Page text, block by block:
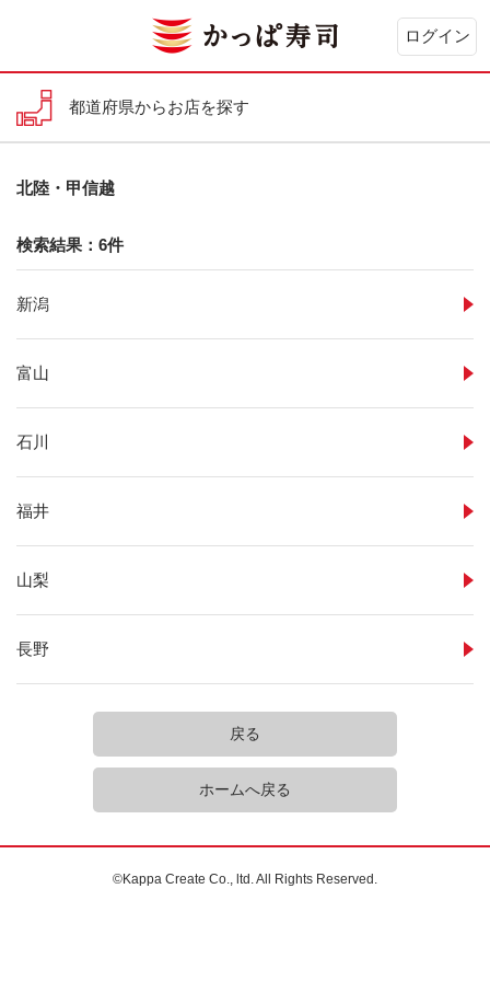
ログイン
都道府県からお店を探す
北陸・甲信越
検索結果：6件
新潟
富山
石川
福井
山梨
長野
戻る
ホームへ戻る
©Kappa Create Co., ltd. All Rights Reserved.